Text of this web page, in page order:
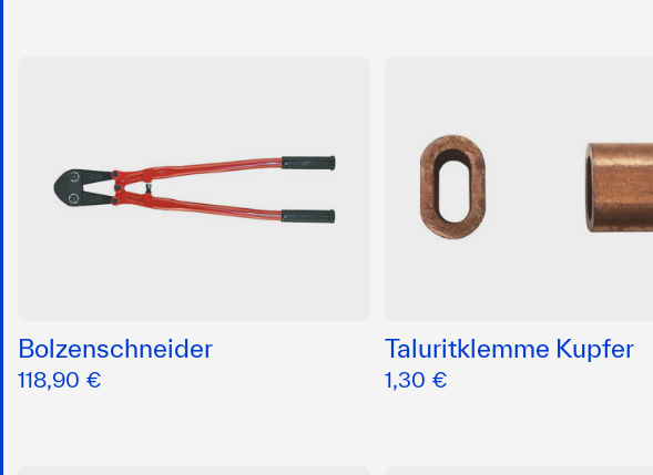
Bolzenschneider
118,90 €
Taluritklemme Kupfer
1,30 €